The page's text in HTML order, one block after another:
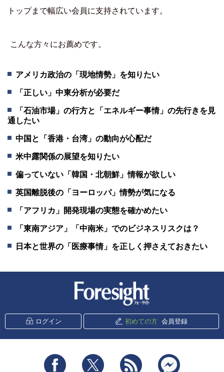
トップまで幅広い会員に支持されています。
こんな方々にお薦めです。
アメリカ政治の「現地情勢」を知りたい
「正しい」中東分析が必要だ
「石油市場」の行方と「エネルギー事情」の先行きを見
通したい
中国と「香港・台湾」の動向が心配だ
米中露関係の展望を知りたい
偏っていない「韓国・北朝鮮」情報が欲しい
英国離脱後の「ヨーロッパ」情勢が気になる
「アフリカ」開発現場の実態を確かめたい
「東南アジア」「中南米」でのビジネスリスクは？
日本と世界の「医療事情」を正しく押さえておきたい
ログイン 初めての方 会員登録
Facebook Twitter RSS